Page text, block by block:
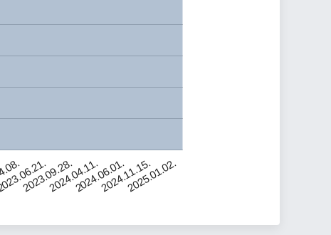
2023.09.28.2024.04.11.2024.06.01.2024.11.15.2025.01.02.